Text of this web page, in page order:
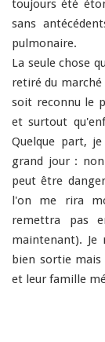
toujours été
sans
pulmonaire.
La seule chose
retiré du
soit reconnu le
et surtout
Quelque part,
grand jour :
peut être
l'on me rira
remettra pas
maintenant).
bien sortie mais
et leur famille